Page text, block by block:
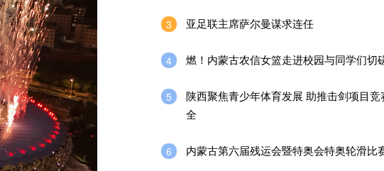
3 亚足联主席萨尔曼谋求连任
4 燃！内蒙古农信女篮走进校园与同学们切
5
陕西聚焦青少年体育发展 助推击剑项目竞
全
6 内蒙古第六届残运会暨特奥会特奥轮滑比